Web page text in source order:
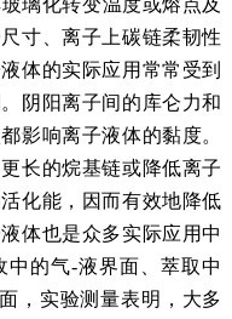
寸、离子上碳链柔韧性
体的实际应用常常受到
阴阳离子间的库仑力和
影响离子液体的黏度。
长的烷基链或降低离子
化能，因而有效地降低
体也是众多实际应用中
的气-液界面、萃取中
，实验测量表明，大多